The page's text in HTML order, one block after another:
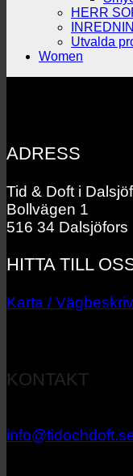
HERR
Utvalda
Women
ADRESS
Tid & Doft i
Bollvägen 1
516 34 Dalsjöfors
HITTA TILL
Karta /
KONTAKT